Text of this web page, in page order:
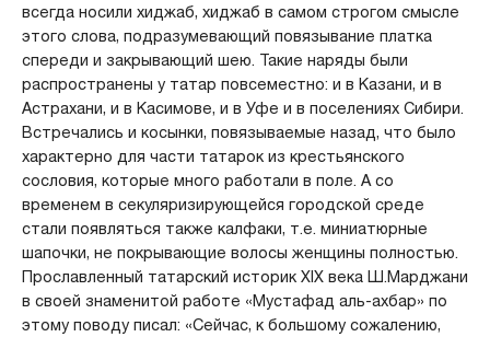
всегда носили хиджаб, хиджаб в самом строгом смысле
этого слова, подразумевающий повязывание платка
спереди и закрывающий шею. Такие наряды были
распространены у татар повсеместно: и в Казани, и в
Астрахани, и в Касимове, и в Уфе и в поселениях Сибири.
Встречались и косынки, повязываемые назад, что было
характерно для части татарок из крестьянского
сословия, которые много работали в поле. А со
временем в секуляризирующейся городской среде
стали появляться также калфаки, т.е. миниатюрные
шапочки, не покрывающие волосы женщины полностью.
Прославленный татарский историк XIX века Ш.Марджани
в своей знаменитой работе «Мустафад аль-ахбар» по
этому поводу писал: «Сейчас, к большому сожалению,